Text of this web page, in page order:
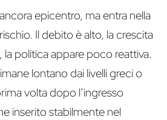
epicentro, ma entra nella
Il debito è alto, la crescita
politica appare poco reattiva.
lontano dai livelli greci o
volta dopo l’ingresso
inserito stabilmente nel